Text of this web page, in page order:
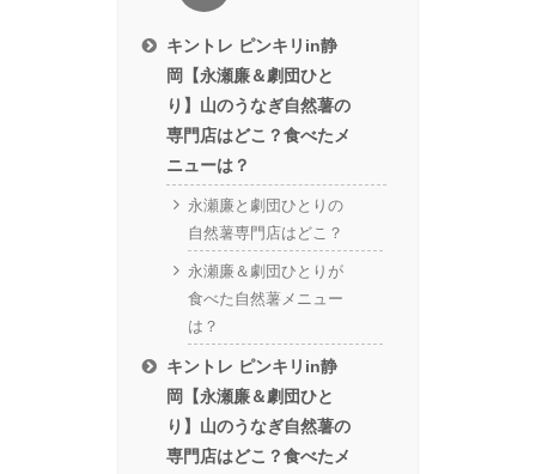
キントレ ピンキリin静
岡【永瀬廉＆劇団ひと
り】山のうなぎ自然薯の
専門店はどこ？食べたメ
ニューは？
永瀬廉と劇団ひとりの
自然薯専門店はどこ？
永瀬廉＆劇団ひとりが
食べた自然薯メニュー
は？
キントレ ピンキリin静
岡【永瀬廉＆劇団ひと
り】山のうなぎ自然薯の
専門店はどこ？食べたメ